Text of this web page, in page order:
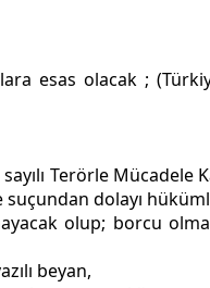
esas olacak ;
sayılı Terörle
dolayı
olup; borcu
beyan,